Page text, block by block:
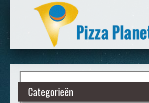
HOME
Categorieën